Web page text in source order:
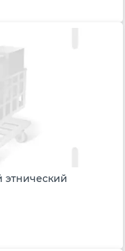
этнический